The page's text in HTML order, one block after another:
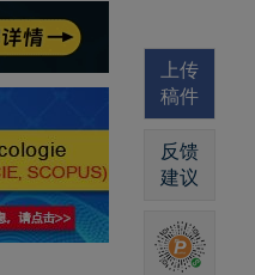
上传
稿件
反馈
建议